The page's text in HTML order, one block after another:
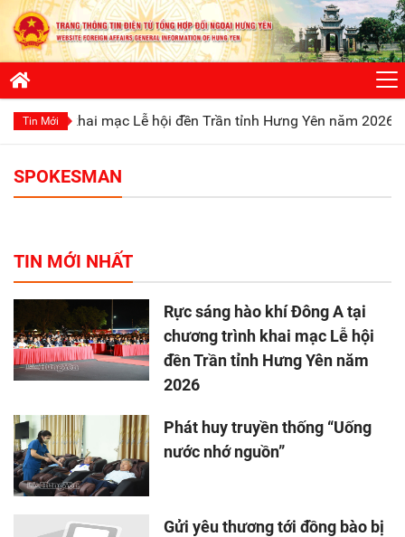
Tin Mới
khai mạc Lễ hội đền Trần tỉnh Hưng Yên năm 2026 Phát
SPOKESMAN
TIN MỚI NHẤT
Rực sáng hào khí Đông A tại
chương trình khai mạc Lễ hội
đền Trần tỉnh Hưng Yên năm
2026
Phát huy truyền thống “Uống
nước nhớ nguồn”
Gửi yêu thương tới đồng bào bị